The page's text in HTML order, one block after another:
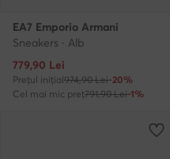
EA7 Emporio Armani
Sneakers · Alb
Prețul actual
779,90 Lei
Prețul inițial974,90 Lei-20%
Cel mai mic preț791,90 Lei-1%